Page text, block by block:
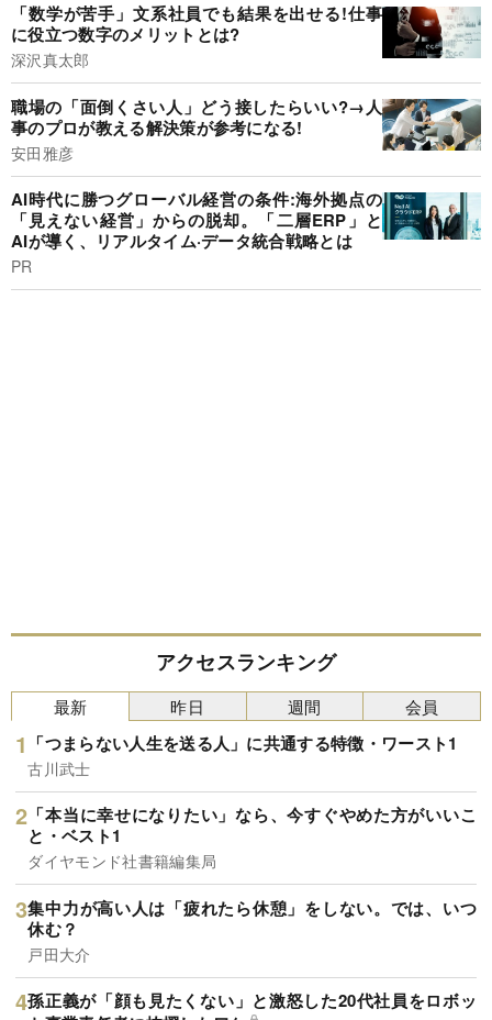
「数学が苦手」文系社員でも結果を出せる!仕事
に役立つ数字のメリットとは?
深沢真太郎
職場の「面倒くさい人」どう接したらいい?→人
事のプロが教える解決策が参考になる!
安田雅彦
AI時代に勝つグローバル経営の条件:海外拠点の
「見えない経営」からの脱却。「二層ERP」と
AIが導く、リアルタイム·データ統合戦略とは
PR
アクセスランキング
最新
「つまらない人生を送る人」に共通する特徴・ワースト1
古川武士
「本当に幸せになりたい」なら、今すぐやめた方がいいこ
と・ベスト1
ダイヤモンド社書籍編集局
集中力が高い人は「疲れたら休憩」をしない。では、いつ
休む？
戸田大介
孫正義が「顔も見たくない」と激怒した20代社員をロボッ
昨日 週間 会員